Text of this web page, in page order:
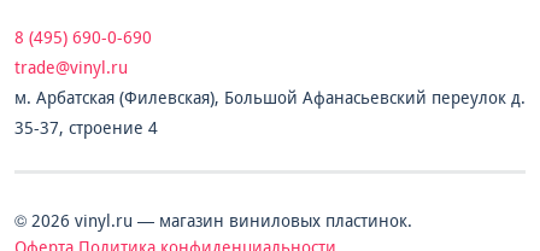
8 (495) 690-0-690
trade@vinyl.ru
м. Арбатская (Филевская), Большой Афанасьевский переулок д.
35-37, строение 4
© 2026 vinyl.ru — магазин виниловых пластинок.